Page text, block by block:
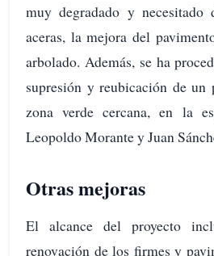
muy degradado y
aceras, la mejora del
arbolado. Además, se ha
supresión y reubicación de
zona verde cercana, en la
Leopoldo Morante y Juan
Otras mejoras
El alcance del proyecto
renovación de los firmes y